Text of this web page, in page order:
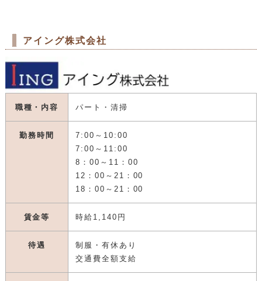
アイング株式会社
職種・内容 パート・清掃
勤務時間
7:00～10:00
7:00～11:00
8：00～11：00
12：00～21：00
18：00～21：00
賃金等 時給1,140円
待遇
制服・有休あり
交通費全額支給